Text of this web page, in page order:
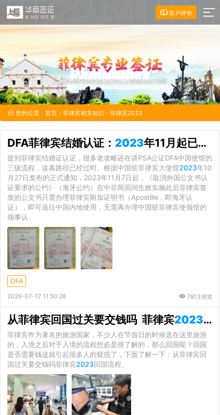
客户评价
您的位置： 首页 - 菲律宾相关知识 - 菲律宾2023
DFA菲律宾结婚认证： 2023年11月起已不再是"双认证"
提到菲律宾结婚证认证，很多老攻略还在讲PSA公证DFA中国使馆的
三级流程，这条路径已经过时。根据中国驻菲律宾大使馆2023年10
月27日发布的正式通知，2023年11月7日起，《取消外国公文书认
证要求的公约》（海牙公约）在中菲两国间生效实施此后菲律宾签
发的公文书只需办理菲律宾附加证明书（Apostille，即海牙认
证），即可送往中国内地使用，无需再办理中国驻菲律宾使领馆的
领事认
DFA
2026-07-17 11:50:28 7813浏览
从菲律宾回国过关要交钱吗 菲律宾2023回
菲律宾作为著名的旅游国家，不少人在节假日的时候选在这里旅游
的，入境之后对于入境的流程想必是很了解的，那么回国呢？回国
是否需要钱这就引起很多人的疑惑了，下面了解一下：从菲律宾回
国过关要交钱吗菲律宾2023回国流程。